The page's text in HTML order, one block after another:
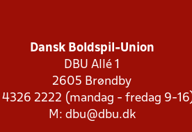
Dansk Boldspil-Union
DBU Allé 1
2605 Brøndby
4326 2222 (mandag - fredag 9-
M: dbu@dbu.dk